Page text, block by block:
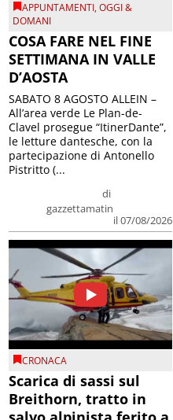
APPUNTAMENTI,OGGI &
DOMANI
COSA FARE NEL FINE
SETTIMANA IN VALLE
D’AOSTA
di
gazzettamatin
il 07/08/2026
SABATO 8 AGOSTO ALLEIN –
All’area verde Le Plan-de-
Clavel prosegue “ItinerDante”,
le letture dantesche, con la
partecipazione di Antonello
Pistritto (...
CRONACA
Scarica di sassi sul
Breithorn, tratto in